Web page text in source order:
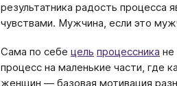
результатника радость
чувствами. Мужчина, если это
Сама по себе цель процессника не
процесс на маленькие части, где
женщин ― базовая мотивация